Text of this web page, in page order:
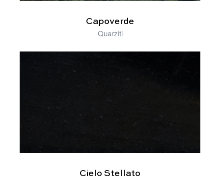
Capoverde
Quarziti
Cielo Stellato